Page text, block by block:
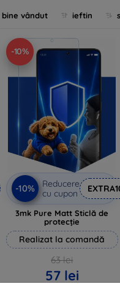
bine vândut ieftin
-10%
-10%
Reducere
cu cupon
3mk Pure Matt Sticlă de
protecție
Realizat la comandă
63 lei
57 lei